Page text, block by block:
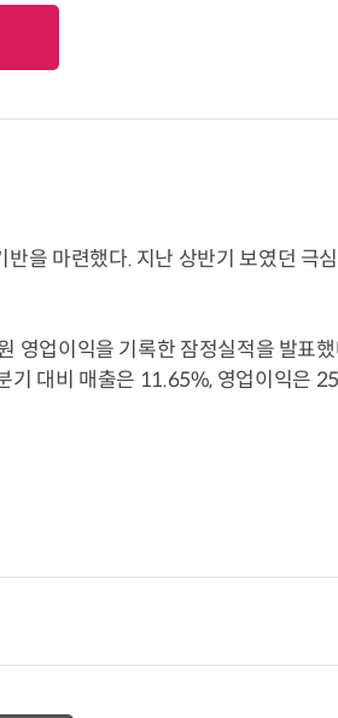
을 마련했다. 지난 상반기 보였던 극
영업이익을 기록한 잠정실적을 발표
대비 매출은 11.65%, 영업이익은